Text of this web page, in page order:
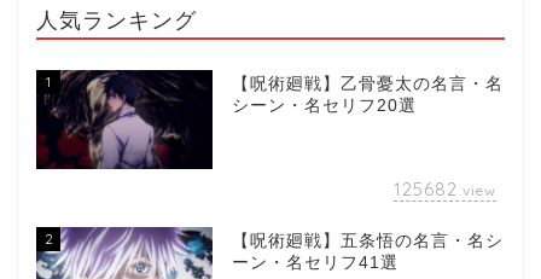
人気ランキング
1
【呪術廻戦】乙骨憂太の名言・名
シーン・名セリフ20選
125682 view
2
【呪術廻戦】五条悟の名言・名シ
ーン・名セリフ41選